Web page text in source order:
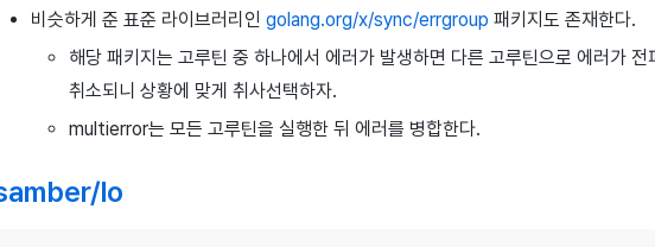
비슷하게 준 표준 라이브러리인 golang.org/x/sync/errgroup 패키지도 존재한다.
해당 패키지는 고루틴 중 하나에서 에러가 발생하면 다른 고루틴으로 에러가 전
취소되니 상황에 맞게 취사선택하자.
multierror는 모든 고루틴을 실행한 뒤 에러를 병합한다.
lo